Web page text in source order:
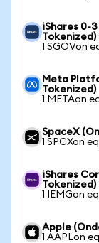
iShares 0-
Tokenized)
1 SGOVon
Meta
Tokenized)
1 METAon
SpaceX
1 SPCXon
iShares
Tokenized)
1 IEMGon
Apple
1 AAPLon